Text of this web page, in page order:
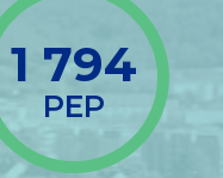
1 794
PEP